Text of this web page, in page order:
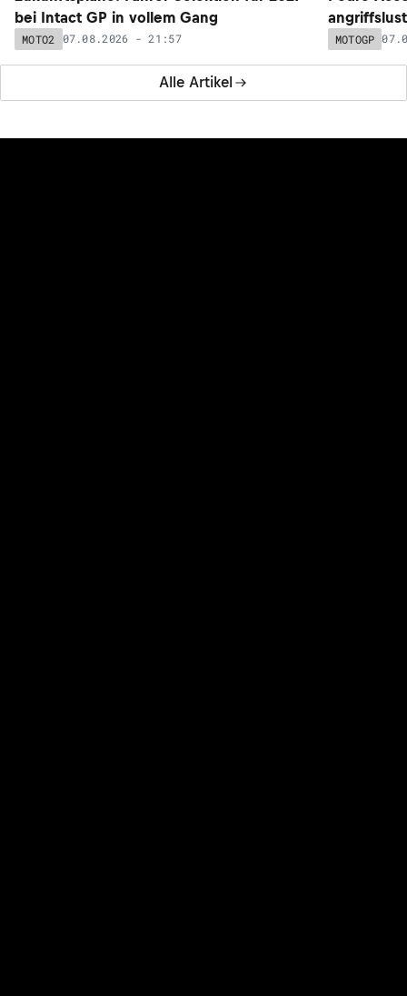
Alle Artikel
bei Intact GP in vollem Gang
MOTO2 07.08.2026 - 21:57 MOTOGP